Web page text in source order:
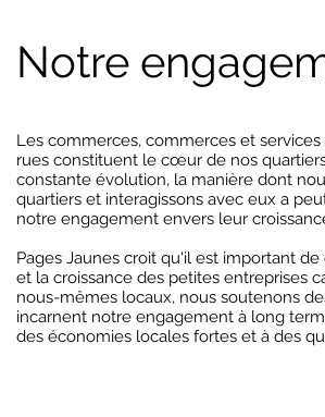
Notre
Les commerces, commerces et
rues constituent le cœur de nos
constante évolution, la manière dont
quartiers et interagissons avec eux a
notre engagement envers leur
Pages Jaunes croit qu'il est important
et la croissance des petites entreprises
nous-mêmes locaux, nous soutenons
incarnent notre engagement à long
des économies locales fortes et à des